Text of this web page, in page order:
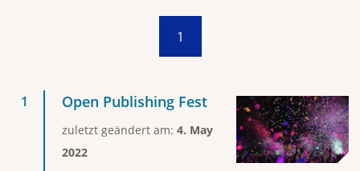
1
Open Publishing Fest
zuletzt geändert am: 4. May
2022